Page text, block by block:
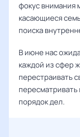
фокус внимания
касающиеся
поиска
В июне нас
каждой из сфер
перестраивать
порядок дел.